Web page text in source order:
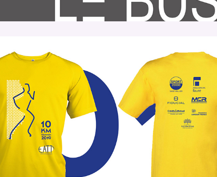
10 km de Tournon • EATT